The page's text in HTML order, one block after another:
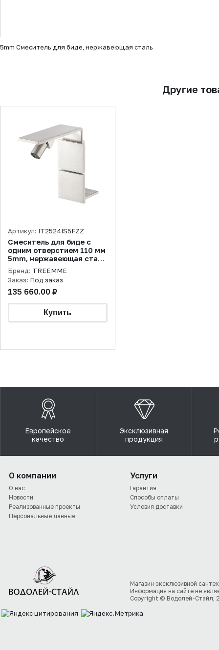
5mm Смеситель для биде, нержавеющая сталь
Другие
Артикул: IT2524IS5FZZ
Смеситель для биде с
одним отверстием 110 мм
5mm, нержавеющая сталь
брашированная
Бренд: TREEMME
Заказ: Под заказ
135 660.00 ₽
Европейское
качество
Эксклюзивная
продукция
О компании
О нас
Новости
Реализованные проекты
Персональные данные
Услуги
Гарантия
Способы оплаты
Условия доставки
Магазин эксклюзивной
Информация на сайте не
Copyright © Водолей-Стайл,